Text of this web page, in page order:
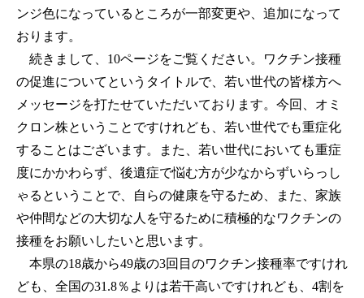
ンジ色になっているところが一部変更や、追加になって
おります。
続きまして、10ページをご覧ください。ワクチン接種
の促進についてというタイトルで、若い世代の皆様方へ
メッセージを打たせていただいております。今回、オミ
クロン株ということですけれども、若い世代でも重症化
することはございます。また、若い世代においても重症
度にかかわらず、後遺症で悩む方が少なからずいらっし
ゃるということで、自らの健康を守るため、また、家族
や仲間などの大切な人を守るために積極的なワクチンの
接種をお願いしたいと思います。
本県の18歳から49歳の3回目のワクチン接種率ですけれ
ども、全国の31.8％よりは若干高いですけれども、4割を